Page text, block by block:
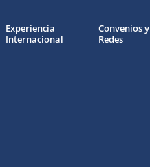
Experiencia
Internacional
Convenios y
Redes